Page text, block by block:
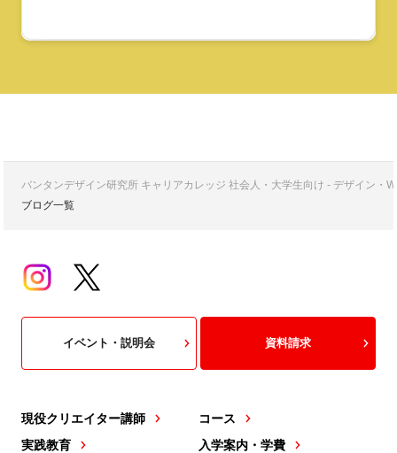
バンタンデザイン研究所 キャリアカレッジ 社会人・大学生向け - デザイン・
ブログ一覧
現役クリエイター講師
実践教育
コース
入学案内・学費
イベント・説明会 資料請求